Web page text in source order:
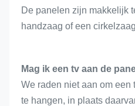
De panelen zijn makkelijk
handzaag of een
Mag ik een tv aan de
We raden niet aan om een
te hangen, in plaats